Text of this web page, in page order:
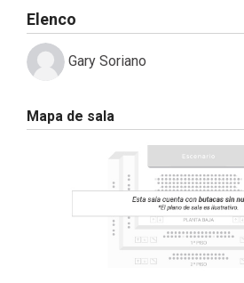
Elenco
Gary Soriano
Mapa de sala